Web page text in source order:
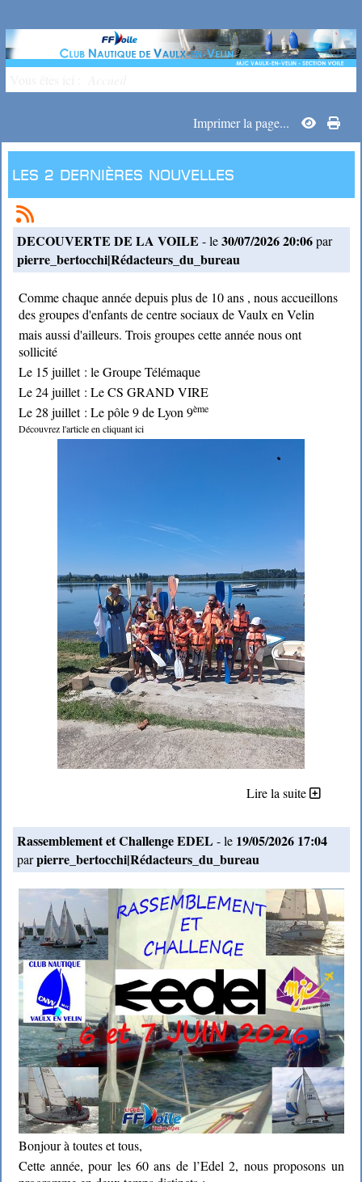
Imprimer la page...
Les 2 dernières nouvelles
DECOUVERTE DE LA VOILE - le30/07/2026 20:06par
pierre_bertocchi|Rédacteurs_du_bureau
Comme chaque année depuis plus de 10 ans , nous accueillons
des groupes d'enfants de centre sociaux de Vaulx en Velin
mais aussi d'ailleurs. Trois groupes cette année nous ont
sollicité
Le 15 juillet : le Groupe Télémaque
Le 24 juillet : Le CS GRAND VIRE
Le 28 juillet : Le pôle 9 de Lyon 9ème
Découvrez l'article en cliquant ici
Lire la suite
Rassemblement et Challenge EDEL- le 19/05/2026 17:04
parpierre_bertocchi|Rédacteurs_du_bureau
Bonjour à toutes et tous,
Cette année, pour les 60 ans de l’Edel 2, nous proposons un